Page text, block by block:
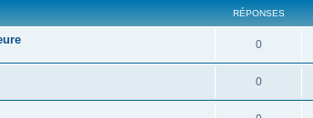
RÉPONSES
0
0